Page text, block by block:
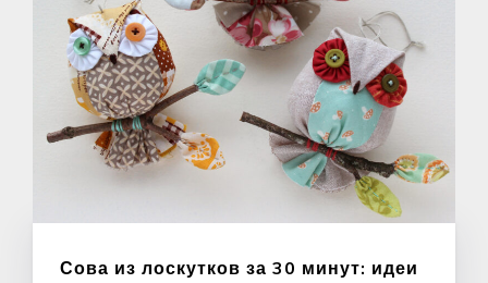
Сова из лоскутков за 30 минут: идеи